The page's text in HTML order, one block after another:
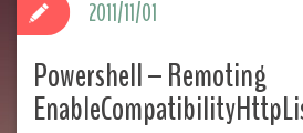
Powershell – Remoting
2011/11/01